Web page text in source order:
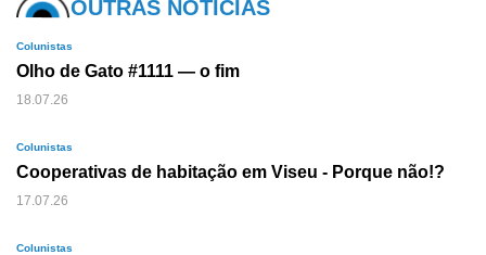
OUTRAS NOTÍCIAS
Colunistas
Olho de Gato #1111 — o fim
18.07.26
Colunistas
Cooperativas de habitação em Viseu - Porque não!?
17.07.26
Colunistas